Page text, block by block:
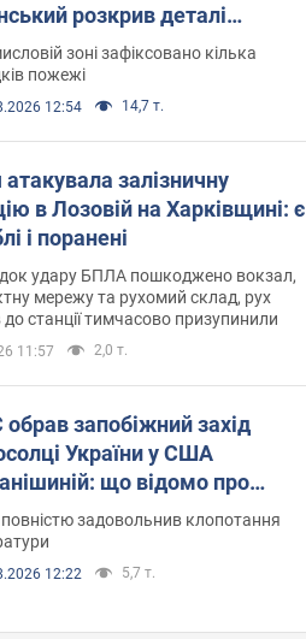
розкрив деталі
операції. Фото і відео
зоні зафіксовано кілька
пожежі
12:54 14,7 т.
атакувала залізничну
в Лозовій на Харківщині: є
і поранені
удару БПЛА пошкоджено вокзал,
мережу та рухомий склад, рух
до станції тимчасово призупинили
11:57 2,0 т.
захід
України у США
що відомо про
задовольнив клопотання
12:22 5,7 т.